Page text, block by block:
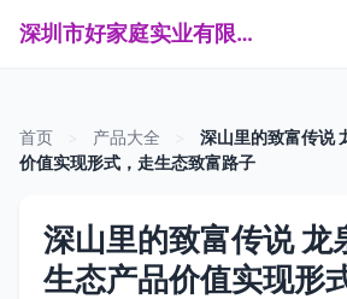
深圳市好家庭实业有限公司
首页 产品大全
深山里的致富传说
价值实现形式，走生态致富路子
深山里的致富传说 龙
生态产品价值实现形